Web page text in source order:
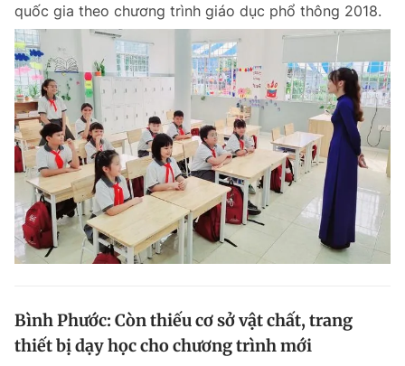
quốc gia theo chương trình giáo dục phổ thông 2018.
Bình Phước: Còn thiếu cơ sở vật chất, trang
thiết bị dạy học cho chương trình mới